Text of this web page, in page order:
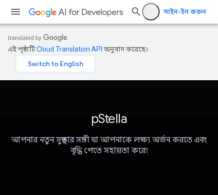
সাইন-ইন করুন
এই পৃষ্ঠাটিCloud Translation API অনুবাদ করেছে।
pStella
আপনার নতুন সুস্থতার সঙ্গী যা আপনাকে লক্ষ্য অর্জন করতে এবং
বৃদ্ধি পেতে সহায়তা করে!